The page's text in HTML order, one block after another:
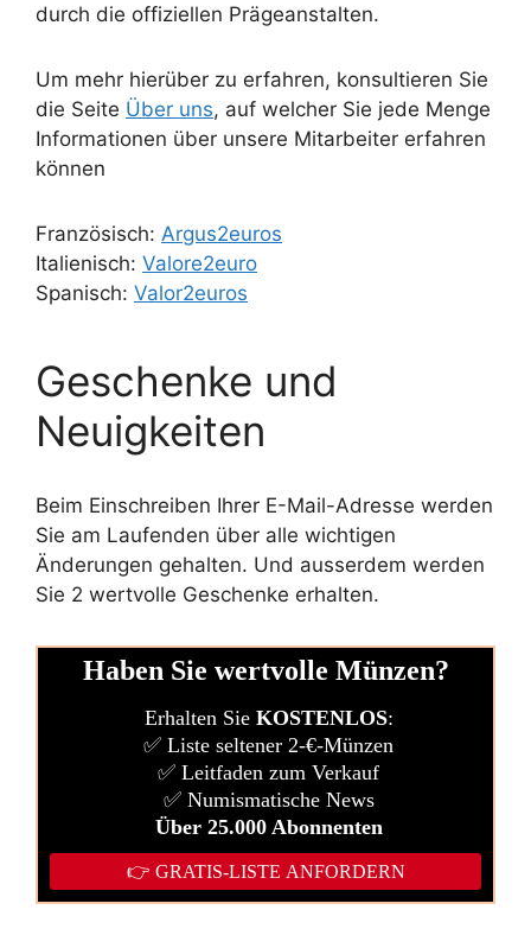
durch die offiziellen Prägeanstalten.
Um mehr hierüber zu erfahren, konsultieren Sie
die Seite Über uns, auf welcher Sie jede Menge
Informationen über unsere Mitarbeiter erfahren
können
Französisch: Argus2euros
Italienisch: Valore2euro
Spanisch: Valor2euros
Geschenke und
Neuigkeiten
Beim Einschreiben Ihrer E-Mail-Adresse werden
Sie am Laufenden über alle wichtigen
Änderungen gehalten. Und ausserdem werden
Sie 2 wertvolle Geschenke erhalten.